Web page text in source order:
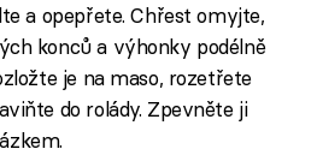
a opepřete. Chřest omyjte,
konců a výhonky podélně
je na maso, rozetřete
do rolády. Zpevněte ji